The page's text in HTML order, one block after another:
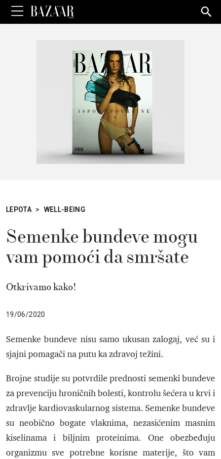
for:
LEPOTA > WELL-BEING
Semenke bundeve mogu
vam pomoći da smršate
Otkrivamo kako!
19/06/2020
Semenke bundeve nisu samo ukusan zalogaj, već su i
sjajni pomagači na putu ka zdravoj težini.
Brojne studije su potvrdile prednosti semenki bundeve
za prevenciju hroničnih bolesti, kontrolu šećera u krvi i
zdravlje kardiovaskularnog sistema. Semenke bundeve
su neobično bogate vlaknima, nezasićenim masnim
kiselinama i biljnim proteinima. One obezbeđuju
organizmu sve potrebne korisne materije, što vam